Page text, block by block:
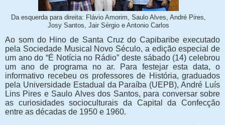
Da esquerda para direita: Flávio Amorim, Saulo Alves, André Pires,
Josy Santos, Jair Sérgio e Antonio Carlos
Ao som do Hino de Santa Cruz do Capibaribe executado
pela Sociedade Musical Novo Século, a edição especial de
um ano do “É Notícia no Rádio” deste sábado (14) celebrou
um ano de programa no ar. Para festejar esta data, o
informativo recebeu os professores de História, graduados
pela Universidade Estadual da Paraíba (UEPB), André Luís
Lins Pires e Saulo Alves dos Santos, para conversar sobre
as curiosidades socioculturais da Capital da Confecção
entre as décadas de 1950 e 1960.